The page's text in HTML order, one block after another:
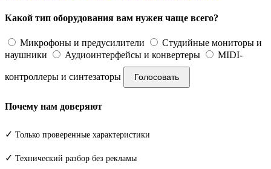
Какой тип оборудования вам нужен чаще всего?
Микрофоны и предусилители
Студийные мониторы и
наушники
Аудиоинтерфейсы и конвертеры MIDI-
контроллеры и синтезаторы Голосовать
Почему нам доверяют
✓ Только проверенные характеристики
✓ Технический разбор без рекламы